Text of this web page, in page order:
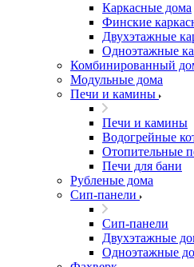
Каркасные дома
Финские
Двухэтажные
Одноэтажные
Комбинированный
Модульные дома
Печи и камины
Печи и камины
Водогрейные
Отопительные
Печи для бани
Рубленые дома
Сип-панели
Сип-панели
Двухэтажные
Одноэтажные